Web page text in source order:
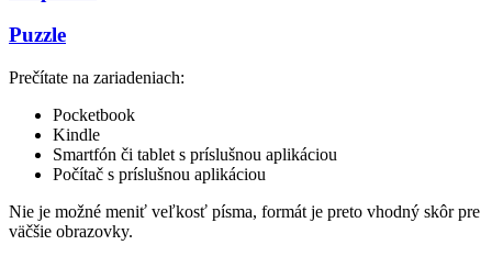
Puzzle
Prečítate na zariadeniach:
Pocketbook
Kindle
Smartfón či tablet s príslušnou aplikáciou
Počítač s príslušnou aplikáciou
Nie je možné meniť veľkosť písma, formát je preto vhodný skôr pre
väčšie obrazovky.